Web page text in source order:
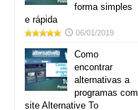
forma simples
e rápida
06/01/2019
Como
encontrar
alternativas a
programas com
site Alternative To